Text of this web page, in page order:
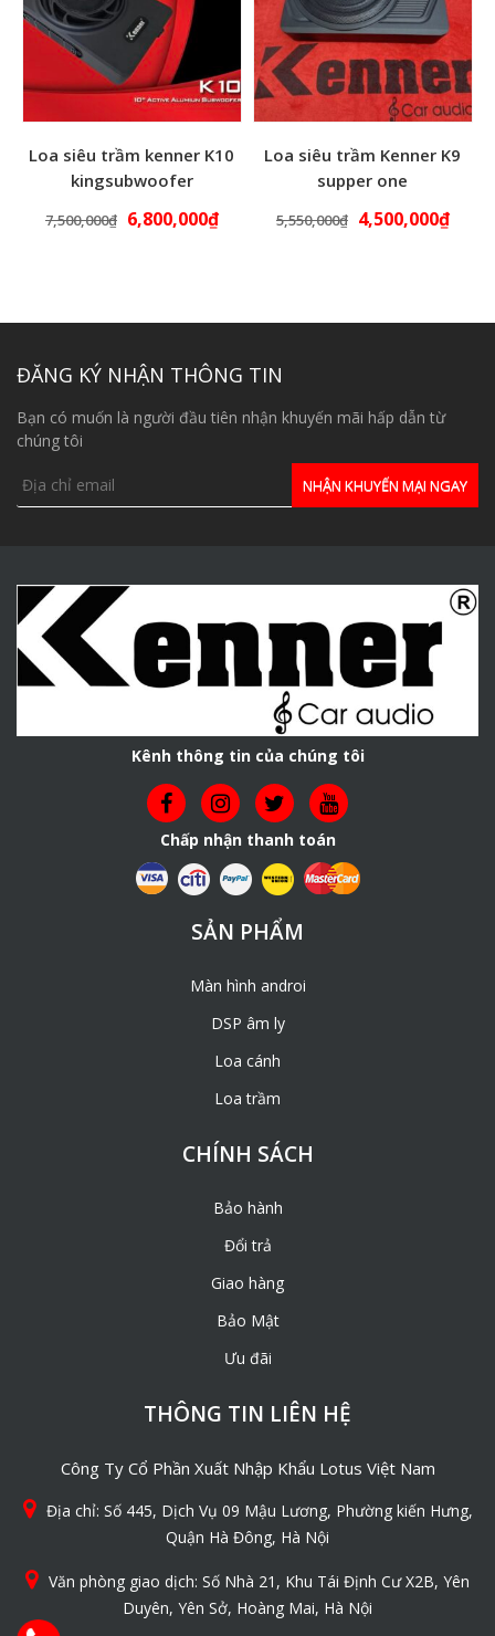
Loa siêu trầm kenner K10
kingsubwoofer
7,500,000₫ 6,800,000₫
Loa siêu trầm Kenner K9
supper one
5,550,000₫ 4,500,000₫
ĐĂNG KÝ NHẬN THÔNG TIN
Bạn có muốn là người đầu tiên nhận khuyến mãi hấp dẫn từ
chúng tôi
Kênh thông tin của chúng tôi
Chấp nhận thanh toán
SẢN PHẨM
Màn hình androi
DSP âm ly
Loa cánh
Loa trầm
CHÍNH SÁCH
Bảo hành
Đổi trả
Giao hàng
Bảo Mật
Ưu đãi
THÔNG TIN LIÊN HỆ
Công Ty Cổ Phần Xuất Nhập Khẩu Lotus Việt Nam
Địa chỉ: Số 445, Dịch Vụ 09 Mậu Lương, Phường kiến Hưng,
Quận Hà Đông, Hà Nội
Văn phòng giao dịch: Số Nhà 21, Khu Tái Định Cư X2B, Yên
Duyên, Yên Sở, Hoàng Mai, Hà Nội